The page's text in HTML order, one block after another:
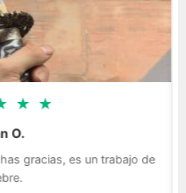
★ ★
O.
gracias, es un trabajo de